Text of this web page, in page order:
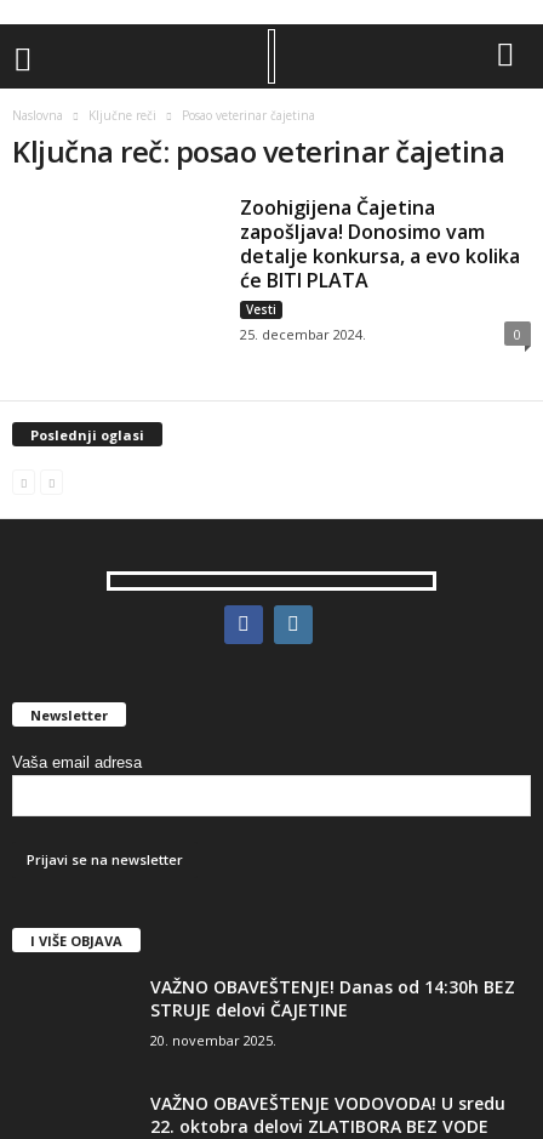
Naslovna Ključne reči Posao veterinar čajetina
Ključna reč: posao veterinar čajetina
Zoohigijena Čajetina
zapošljava! Donosimo vam
detalje konkursa, a evo kolika
će BITI PLATA
Vesti
25. decembar 2024. 0
Poslednji oglasi
Newsletter
Vaša email adresa
I VIŠE OBJAVA
VAŽNO OBAVEŠTENJE! Danas od 14:30h BEZ
STRUJE delovi ČAJETINE
20. novembar 2025.
VAŽNO OBAVEŠTENJE VODOVODA! U sredu
22. oktobra delovi ZLATIBORA BEZ VODE